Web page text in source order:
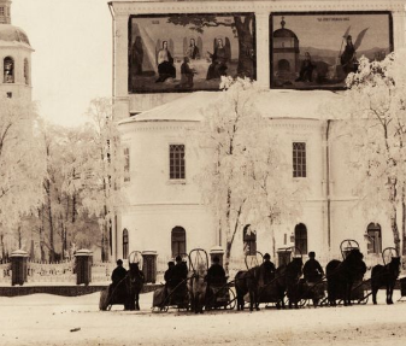
Наследники
Главная Галерея Храмы-мученики
Свято-
Свято-Троицкий собор Архангельска